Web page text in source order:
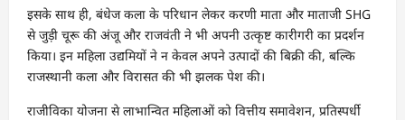
इसके साथ ही, बंधेज कला के परिधान लेकर करणी माता और माताजी SHG
से जुड़ी चूरू की अंजू और राजवंती ने भी अपनी उत्कृष्ट कारीगरी का प्रदर्शन
किया। इन महिला उद्यमियों ने न केवल अपने उत्पादों की बिक्री की, बल्कि
राजस्थानी कला और विरासत की भी झलक पेश की।
राजीविका योजना से लाभान्वित महिलाओं को वित्तीय समावेशन, प्रतिस्पर्धी